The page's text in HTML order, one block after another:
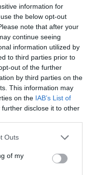
information for
the below opt-out
note that after your
continue seeing
information utilized by
to third parties prior to
out of the further
by third parties on the
This information may
on the IAB’s List of
further disclose it to other
Outs
of my
NEREZ
a vodním